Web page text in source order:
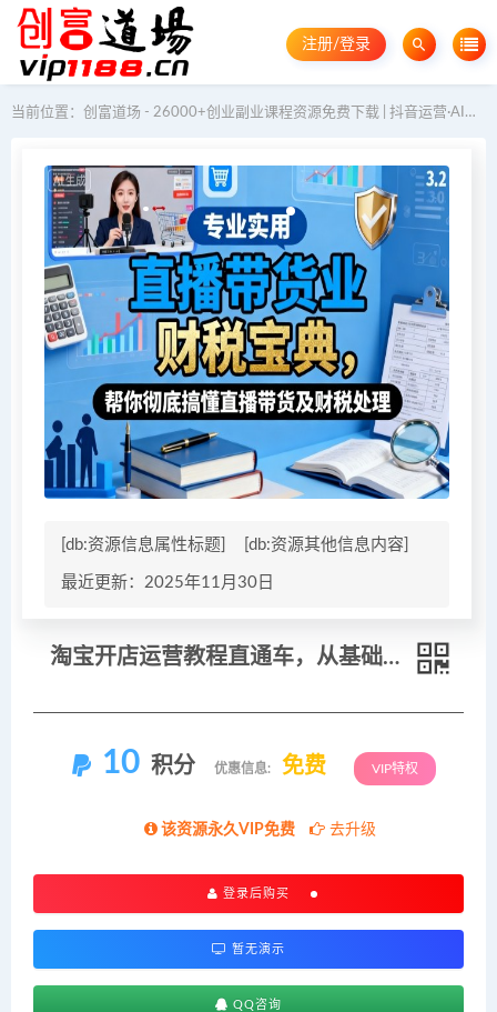
注册/登录
当前位置： 创富道场 - 26000+创业副业课程资源免费下载 | 抖音运营·AI教程·GEO优化
[db:资源信息属性标题] [db:资源其他信息内容]
最近更新：2025年11月30日
淘宝开店运营教程直通车，从基础到进阶，提升店铺流量，转化率和整体运营效率（更新11月）
10 积分 优惠信息: 免费 VIP特权
该资源永久VIP免费 去升级
登录后购买
暂无演示
QQ咨询